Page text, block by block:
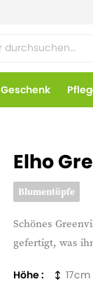
Geschenk
Elho
Blumentöpfe
Schönes
gefertigt, was
Höhe 17